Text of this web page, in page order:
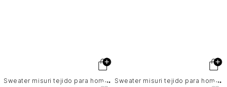
S
weater misuri tejido para hombre cuello alto S
weater misuri tejido para hombre cuello alto